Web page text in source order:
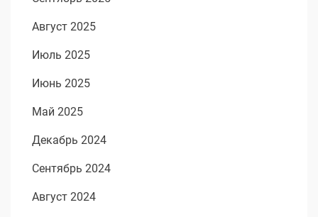
Август 2025
Июль 2025
Июнь 2025
Май 2025
Декабрь 2024
Сентябрь 2024
Август 2024